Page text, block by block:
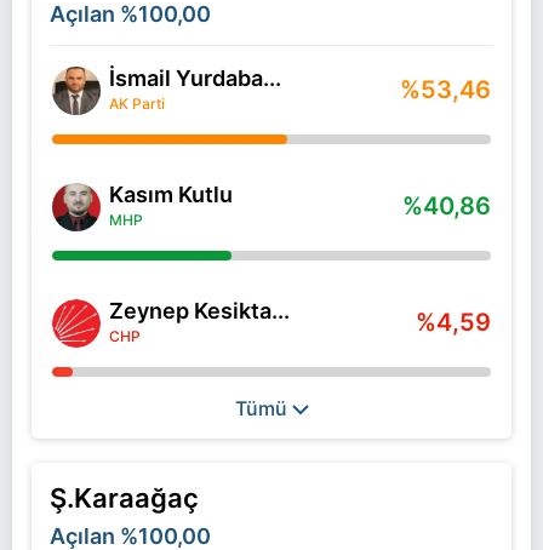
Açılan %100,00
İsmail Yurdaba...
AK Parti %53,46
Kasım Kutlu
MHP %40,86
Zeynep Kesikta...
CHP %4,59
Tümü
Ş.Karaağaç
Açılan %100,00